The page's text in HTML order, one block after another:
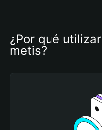
¿Por qué
metis?